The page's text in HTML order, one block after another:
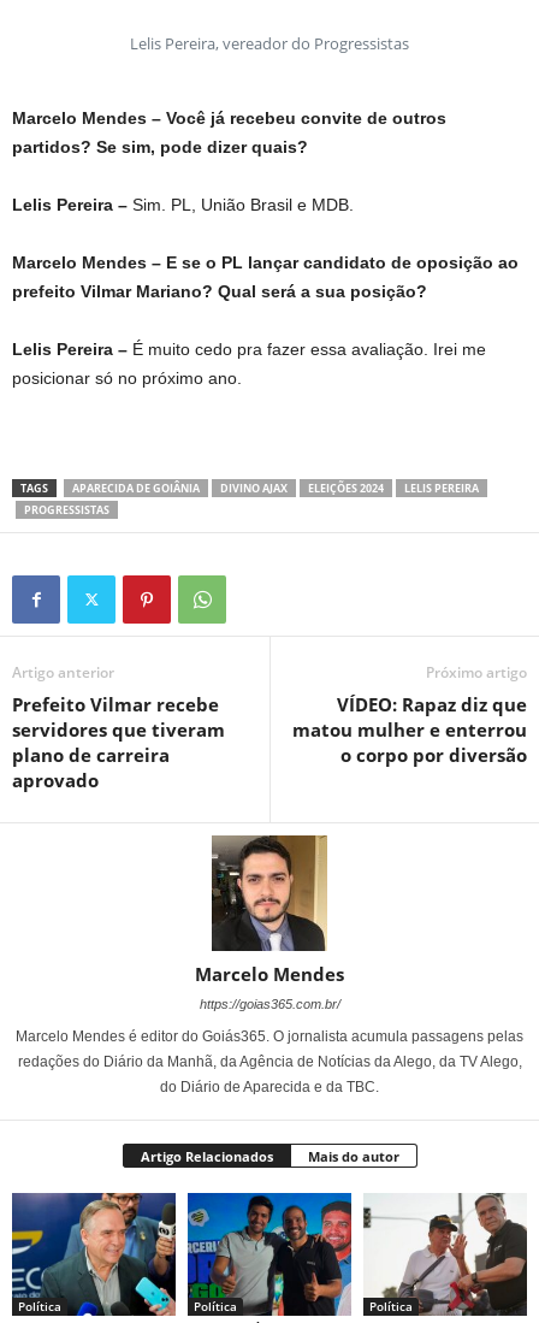
Lelis Pereira, vereador do Progressistas
Marcelo Mendes – Você já recebeu convite de outros
partidos? Se sim, pode dizer quais?
Lelis Pereira – Sim. PL, União Brasil e MDB.
Marcelo Mendes – E se o PL lançar candidato de oposição ao
prefeito Vilmar Mariano? Qual será a sua posição?
Lelis Pereira – É muito cedo pra fazer essa avaliação. Irei me
posicionar só no próximo ano.
TAGS APARECIDA DE GOIÂNIA DIVINO AJAX ELEIÇÕES 2024
LELIS PEREIRA
PROGRESSISTAS
Artigo anterior
Prefeito Vilmar recebe
servidores que tiveram
plano de carreira
aprovado
Próximo artigo
VÍDEO: Rapaz diz que
matou mulher e enterrou
o corpo por diversão
Marcelo Mendes
https://goias365.com.br/
Marcelo Mendes é editor do Goiás365. O jornalista acumula passagens pelas
redações do Diário da Manhã, da Agência de Notícias da Alego, da TV Alego,
do Diário de Aparecida e da TBC.
Artigo Relacionados Mais do autor
Política Política Política